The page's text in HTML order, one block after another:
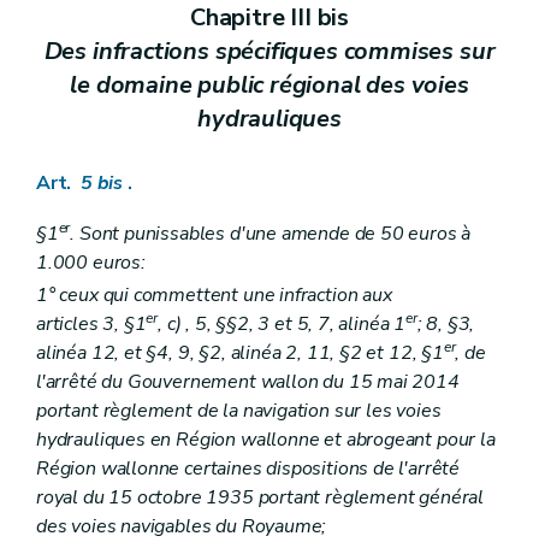
Chapitre III bis
Des infractions spécifiques commises sur
le domaine public régional des voies
hydrauliques
Art. 5bis .
§1er. Sont punissables d'une amende de 50 euros à
1.000 euros:
1° ceux qui commettent une infraction aux
articles 3, §1er, c), 5, §§2, 3 et 5, 7, alinéa 1er; 8, §3,
alinéa 12, et §4, 9, §2, alinéa 2, 11, §2 et 12, §1er, de
l'arrêté du Gouvernement wallon du 15 mai 2014
portant règlement de la navigation sur les voies
hydrauliques en Région wallonne et abrogeant pour la
Région wallonne certaines dispositions de l'arrêté
royal du 15 octobre 1935 portant règlement général
des voies navigables du Royaume;